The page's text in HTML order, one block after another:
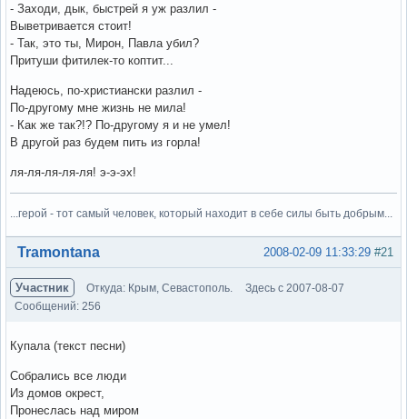
- Заходи, дык, быстрей я уж разлил -
Выветривается стоит!
- Так, это ты, Мирон, Павла убил?
Притуши фитилек-то коптит...
Надеюсь, по-христиански разлил -
По-другому мне жизнь не мила!
- Как же так?!? По-другому я и не умел!
В другой раз будем пить из горла!
ля-ля-ля-ля-ля! э-э-эх!
...герой - тот самый человек, который находит в себе силы быть добрым...
Вне форума #21
2008-02-09 11:33:29
Tramontana
Участник Откуда: Крым, Севастополь.
Здесь с 2007-08-07
Сообщений: 256
Купала (текст песни)
Собрались все люди
Из домов окрест,
Пронеслась над миром